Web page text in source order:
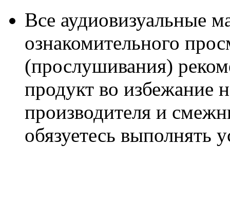
Все аудиовизуальные
ознакомительного
(прослушивания)
продукт во избежание
производителя и
обязуетесь выполнять